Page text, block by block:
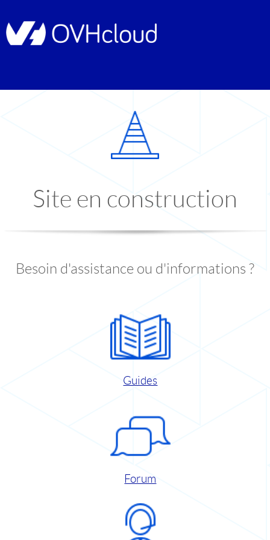
Site en construction
Besoin d'assistance ou d'informations ?
Guides
Forum